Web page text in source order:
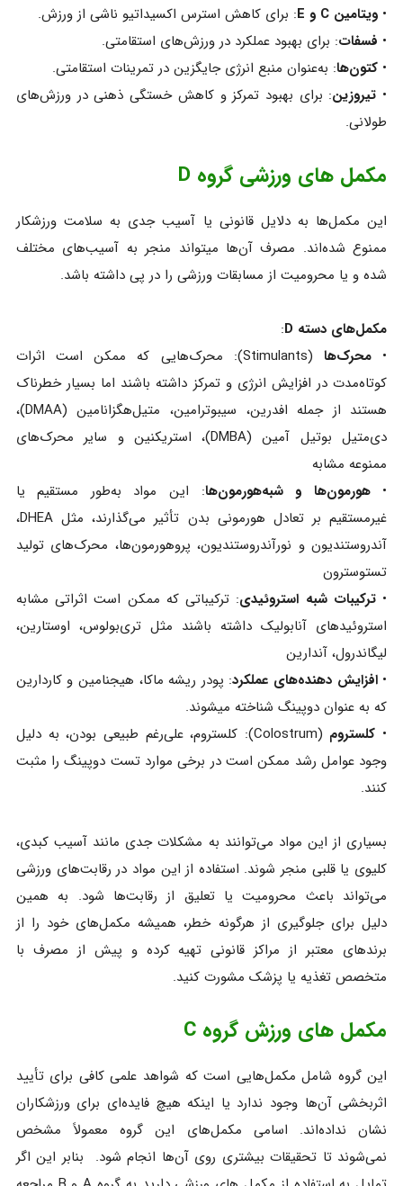
• ویتامین C و E
: برای کاهش استرس اکسیداتیو ناشی از ورزش.
• فسفات: برای بهبود عملکرد در ورزش‌های استقامتی.
• کتون‌ها: به‌عنوان منبع انرژی جایگزین در تمرینات استقامتی.
• تیروزین: برای بهبود تمرکز و کاهش خستگی ذهنی در ورزش‌های
طولانی.
مکمل های ورزشی گروه D
این مکمل‌ها به دلایل قانونی یا آسیب جدی به سلامت ورزشکار
ممنوع شده‌اند. مصرف آن‌ها میتواند منجر به آسیب‌های مختلف
شده و یا محرومیت از مسابقات ورزشی را در پی داشته باشد.
مکمل‌های دسته D
:
•محرک‌ها
(Stimulants): محرک‌هایی که ممکن است اثرات
کوتاه‌مدت در افزایش انرژی و تمرکز داشته باشند اما بسیار خطرناک
هستند از جمله افدرین، سیبوترامین، متیل‌هگزانامین (DMAA)،
دی‌متیل‌ بوتیل‌ آمین (DMBA)، استریکنین و سایر محرک‌های
ممنوعه مشابه
•هورمون‌ها و شبه‌هورمون‌ها: این مواد به‌طور مستقیم یا
غیرمستقیم بر تعادل هورمونی بدن تأثیر می‌گذارند، مثل DHEA،
آندروستندیون و نورآندروستندیون، پروهورمون‌ها، محرک‌های تولید
تستوسترون
•ترکیبات شبه‌ استروئیدی: ترکیباتی که ممکن است اثراتی مشابه
استروئیدهای آنابولیک داشته باشند مثل تری‌بولوس، اوستارین،
لیگاندرول، آندارین
• افزایش دهنده‌های عملکرد: پودر ریشه ماکا، هیجنامین و کاردارین
که به عنوان دوپینگ شناخته میشوند.
• کلستروم
(Colostrum): کلستروم، علی‌رغم طبیعی بودن، به دلیل
وجود عوامل رشد ممکن است در برخی موارد تست دوپینگ را مثبت
کنند.
بسیاری از این مواد می‌توانند به مشکلات جدی مانند آسیب کبدی،
کلیوی یا قلبی منجر شوند. استفاده از این مواد در رقابت‌های ورزشی
می‌تواند باعث محرومیت یا تعلیق از رقابت‌ها شود. به همین
دلیل برای جلوگیری از هرگونه خطر، همیشه مکمل‌های خود را از
برندهای معتبر از مراکز قانونی تهیه کرده و پیش از مصرف با
متخصص تغذیه یا پزشک مشورت کنید.
مکمل های ورزش گروه C
این گروه شامل مکمل‌هایی است که شواهد علمی کافی برای تأیید
اثربخشی آن‌ها وجود ندارد یا اینکه هیچ فایده‌ای برای ورزشکاران
نشان نداده‌اند. اسامی مکمل‌های این گروه معمولاً مشخص
نمی‌شوند تا تحقیقات بیشتری روی آن‌ها انجام شود. بنابر این اگر